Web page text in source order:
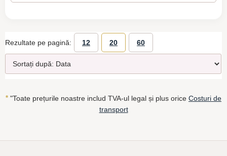
Rezultate pe pagină: 12 20 60
* "Toate prețurile noastre includ TVA-ul legal și plus orice Costuri de
transport